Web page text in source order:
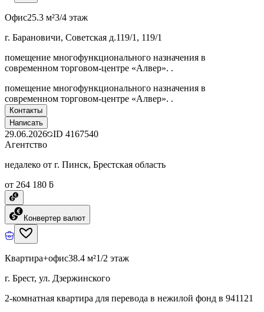
Офис25.3 м²3/4 этаж
г. Барановичи, Советская д.119/1, 119/1
помещение многофункционального назначения в
современном торговом-центре «Алвер». .
помещение многофункционального назначения в
современном торговом-центре «Алвер». .
Контакты
Написать
29.06.2026 ID 4167540
Агентство
недалеко от г. Пинск, Брестская область
от 264 180 ƃ
Конвертер валют
Квартира+офис38.4 м²1/2 этаж
г. Брест, ул. Дзержинского
2-комнатная квартира для перевода в нежилой фонд в 941121